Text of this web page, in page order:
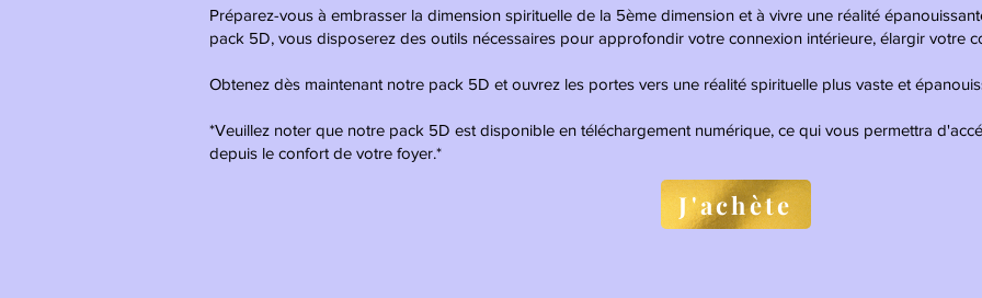
Préparez-vous à embrasser la dimension spirituelle de la 5ème dimension et à vivre une réalité
pack 5D, vous disposerez des outils nécessaires pour approfondir votre connexion intérieure, élargir votre
Obtenez dès maintenant notre pack 5D et ouvrez les portes vers une réalité spirituelle plus vaste et
*Veuillez noter que notre pack 5D est disponible en téléchargement numérique, ce qui vous permettra
depuis le confort de votre foyer.*
J'achète